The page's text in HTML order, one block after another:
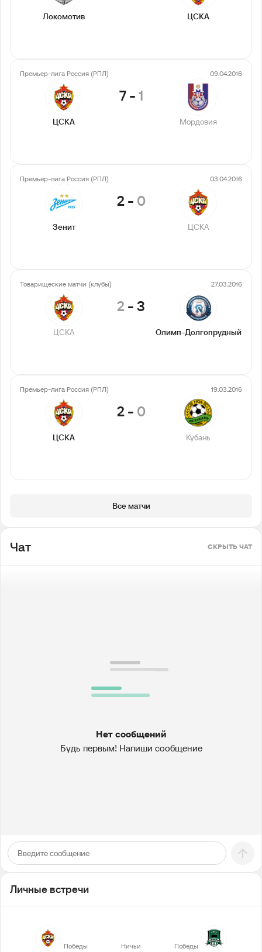
Локомотив ЦСКА
Премьер-лига Россия (РПЛ) 09.04.2016
ЦСКА
7 -1
Мордовия
Премьер-лига Россия (РПЛ) 03.04.2016
Зенит
2 - 0
ЦСКА
Товарищеские матчи (клубы) 27.03.2016
ЦСКА
2-3
Олимп-Долгопрудный
Премьер-лига Россия (РПЛ) 19.03.2016
ЦСКА
2 - 0
Кубань
Все матчи
Чат СКРЫТЬ ЧАТ
Нет сообщений
Будь первым! Напиши сообщение
Личные встречи
Победы Ничьи Победы